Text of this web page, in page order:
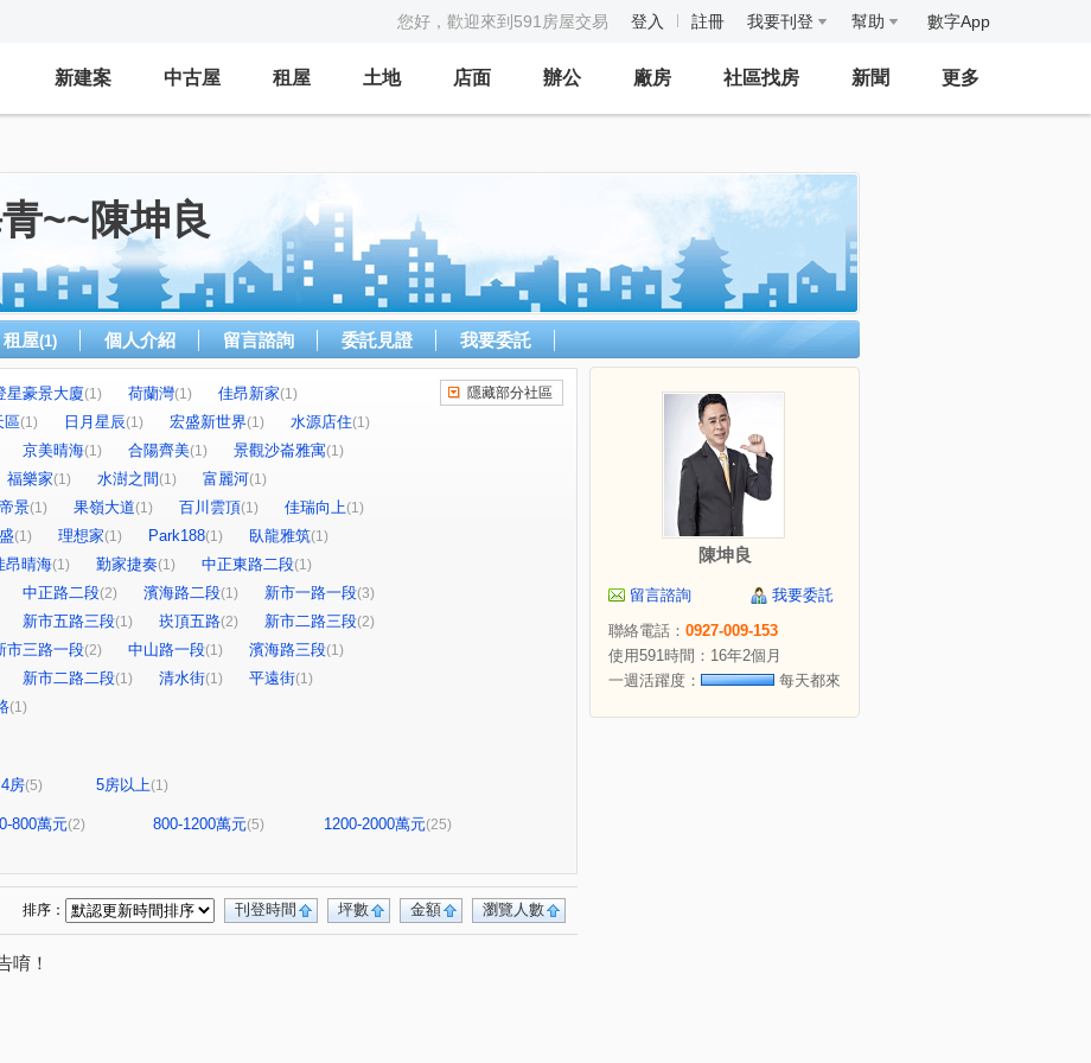
您好，歡迎來到591房屋交易 登入 註冊 我要刊登 幫助 數字App
新建案 中古屋 租屋 土地 店面 辦公 廠房 社區找房 新聞 更多
~~陳坤良
租屋(1) 個人介紹 留言諮詢 委託見證 我要委託
星豪景大廈(1) 荷蘭灣(1) 佳昂新家(1)
區(1) 日月星辰(1) 宏盛新世界(1) 水源店住(1)
京美晴海(1) 合陽齊美(1) 景觀沙崙雅寓(1)
福樂家(1) 水澍之間(1) 富麗河(1)
景(1) 果嶺大道(1) 百川雲頂(1) 佳瑞向上(1)
(1) 理想家(1) Park188(1) 臥龍雅筑(1)
昂晴海(1) 勤家捷奏(1) 中正東路二段(1)
中正路二段(2) 濱海路二段(1) 新市一路一段(3)
新市五路三段(1) 崁頂五路(2) 新市二路三段(2)
市三路一段(2) 中山路一段(1) 濱海路三段(1)
新市二路二段(1) 清水街(1) 平遠街(1)
(1)
隱藏部分社區
4房(5) 5房以上(1)
800萬元(2) 800-1200萬元(5) 1200-2000萬元(25)
瀏覽人數
金額
坪數
刊登時間
排序：
唷！
陳坤良
留言諮詢
我要委託
聯絡電話： 0927-009-153
使用591時間：16年2個月
一週活躍度：
每天都來